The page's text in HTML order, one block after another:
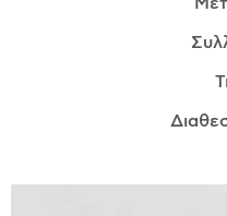
ΤΙ ΣΗΜΑΊΝΕΙ ΤΟ